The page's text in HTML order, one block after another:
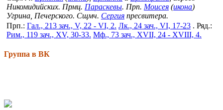
Никомидийских. Прмц. Параскевы. Прп. Моисея (икона)
Угрина, Печерского. Сщмч. Сергия пресвитера.
Прп.: Гал., 213 зач., V, 22 - VI, 2. Лк., 24 зач., VI, 17-23 . Ряд.:
Рим., 119 зач., XV, 30-33. Мф., 73 зач., XVII, 24 - XVIII, 4.
Группа в ВК